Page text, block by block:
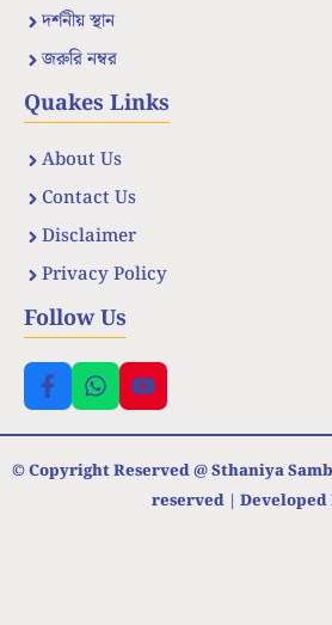
দর্শনীয় স্থান
জরুরি নম্বর
Quakes Links
About Us
Contact Us
Disclaimer
Privacy Policy
Follow Us
© Copyright Reserved @ Sthaniya
reserved | Developed